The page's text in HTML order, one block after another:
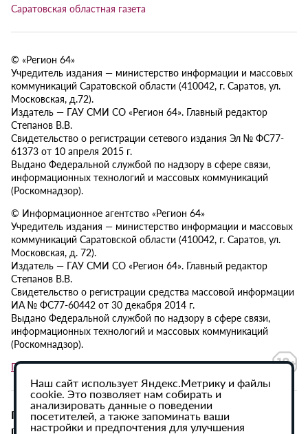
Саратовская областная газета
© «Регион 64»
Учредитель издания — министерство информации и массовых
коммуникаций Саратовской области (410042, г. Саратов, ул.
Московская, д.72).
Издатель — ГАУ СМИ СО «Регион 64». Главный редактор
Степанов В.В.
Свидетельство о регистрации сетевого издания Эл № ФС77-
61373 от 10 апреля 2015 г.
Выдано Федеральной службой по надзору в сфере связи,
информационных технологий и массовых коммуникаций
(Роскомнадзор).
© Информационное агентство «Регион 64»
Учредитель издания — министерство информации и массовых
коммуникаций Саратовской области (410042, г. Саратов, ул.
Московская, д. 72).
Издатель — ГАУ СМИ СО «Регион 64». Главный редактор
Степанов В.В.
Свидетельство о регистрации средства массовой информации
ИА № ФС77-60442 от 30 декабря 2014 г.
Выдано Федеральной службой по надзору в сфере связи,
информационных технологий и массовых коммуникаций
(Роскомнадзор).
Политика в отношении обработки персональных данных
При использовании материалов сайта активная
гиперссылка на ИА «Регион 64» обязательна.
Наш сайт использует Яндекс.Метрику и файлы
cookie. Это позволяет нам собирать и
анализировать данные о поведении
посетителей, а также запоминать ваши
настройки и предпочтения для улучшения